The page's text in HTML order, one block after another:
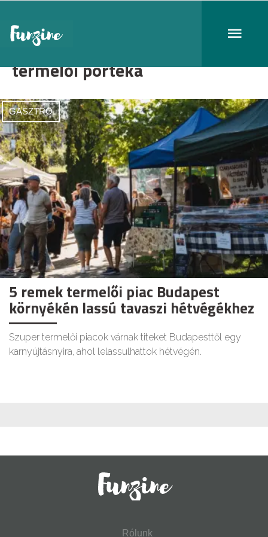
termelői portéka
GASZTRO
5 remek termelői piac Budapest
környékén lassú tavaszi hétvégékhez
Szuper termelői piacok várnak titeket Budapesttől egy
karnyújtásnyira, ahol lelassulhattok hétvégén.
Rólunk